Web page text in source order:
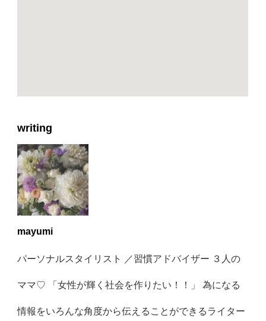
writing
mayumi
パーソナルスタイリスト ／習慣アドバイザー ３人の
ママ♡ 「女性が輝く社会を作りたい！！」 為になる
情報をいろんな角度から伝えることができるライター